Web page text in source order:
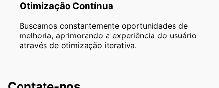
Otimização Contínua
Buscamos constantemente oportunidades de
melhoria, aprimorando a experiência do usuário
através de otimização iterativa.